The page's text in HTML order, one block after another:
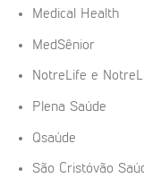
Medical Health
MedSênior
NotreLife e
Plena Saúde
Qsaúde
São Cristóvão